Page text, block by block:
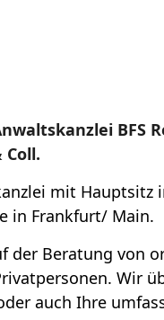
BFS
mit Hauptsitz
in Frankfurt/ Main.
der Beratung von
Wir
auch Ihre